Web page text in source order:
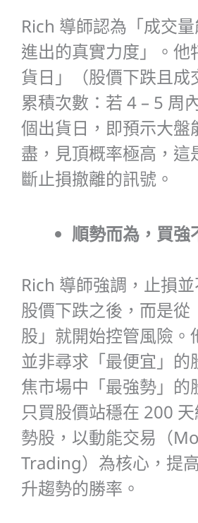
Rich 導師認為「成交
進出的真實力度」。他
貨日」（股價下跌且成
累積次數：若 4 – 5 周
個出貨日，即預示大盤
盡，見頂概率極高，這
斷止損撤離的訊號。
順勢而為，買強
Rich 導師強調，止損
股價下跌之後，而是從
股」就開始控管風險。
並非尋求「最便宜」的
焦市場中「最強勢」的
只買股價站穩在 200
勢股，以動能交易（
Trading）為核心，提
升趨勢的勝率。